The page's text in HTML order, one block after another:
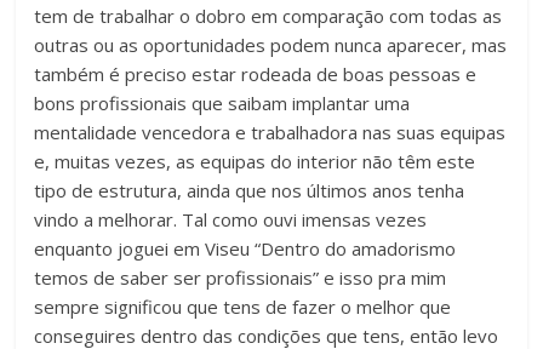
tem de trabalhar o dobro em comparação com todas as
outras ou as oportunidades podem nunca aparecer, mas
também é preciso estar rodeada de boas pessoas e
bons profissionais que saibam implantar uma
mentalidade vencedora e trabalhadora nas suas equipas
e, muitas vezes, as equipas do interior não têm este
tipo de estrutura, ainda que nos últimos anos tenha
vindo a melhorar. Tal como ouvi imensas vezes
enquanto joguei em Viseu “Dentro do amadorismo
temos de saber ser profissionais” e isso pra mim
sempre significou que tens de fazer o melhor que
conseguires dentro das condições que tens, então levo